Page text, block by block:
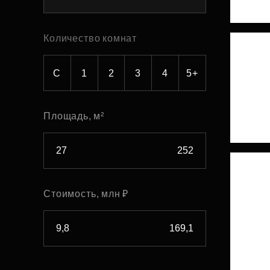
Рефинансирование
Количество комнат
С 1 2 3 4 5+
Площадь, м²
Стоимость, млн ₽